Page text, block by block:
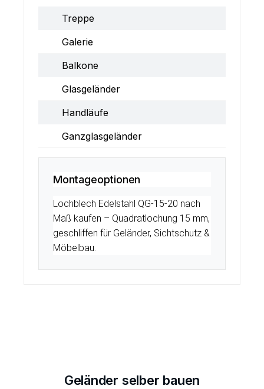
Treppe
Galerie
Balkone
Glasgeländer
Handläufe
Ganzglasgeländer
Montageoptionen
Lochblech Edelstahl QG-15-20 nach
Maß kaufen – Quadratlochung 15 mm,
geschliffen für Geländer, Sichtschutz &
Möbelbau.
Geländer selber bauen